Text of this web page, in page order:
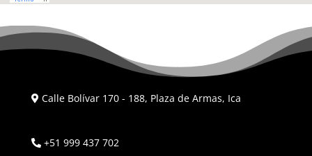
Calle Bolívar 170 - 188, Plaza de Armas, Ica
+51 999 437 702